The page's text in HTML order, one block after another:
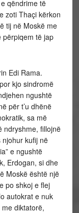
qëndrime të
zoti Thaçi kërkon
tij në Moskë me
përpiqem të jap
Edi Rama.
kjo sindromë
ngushtë
për t’u dhënë
sa më
ndryshme, fillojnë
kufij në
e ngushtë
Erdogan, si dhe
Moskë është një
po shkoj e flej
autokrat e nuk
diktatorë,